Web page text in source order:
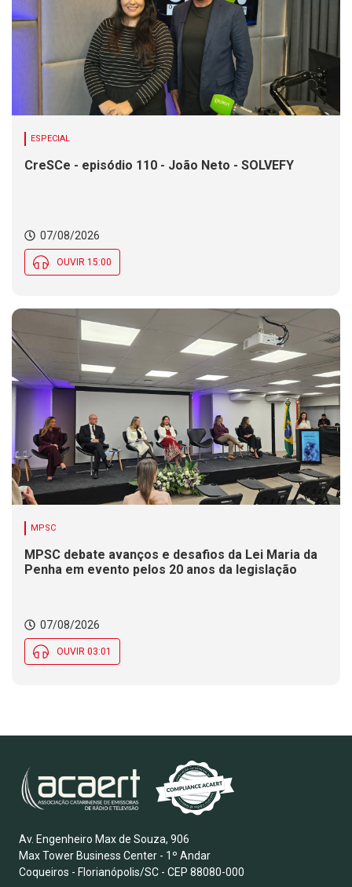
ESPECIAL
CreSCe - episódio 110 - João Neto - SOLVEFY
07/08/2026
OUVIR 15:00
MPSC
MPSC debate avanços e desafios da Lei Maria da
Penha em evento pelos 20 anos da legislação
07/08/2026
OUVIR 03:01
Av. Engenheiro Max de Souza, 906
Max Tower Business Center - 1º Andar
Coqueiros - Florianópolis/SC - CEP 88080-000